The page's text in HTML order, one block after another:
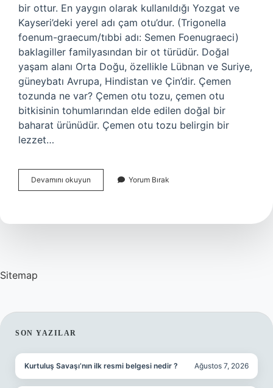
bir ottur. En yaygın olarak kullanıldığı Yozgat ve
Kayseri’deki yerel adı çam otu’dur. (Trigonella
foenum-graecum/tıbbi adı: Semen Foenugraeci)
baklagiller familyasından bir ot türüdür. Doğal
yaşam alanı Orta Doğu, özellikle Lübnan ve Suriye,
güneybatı Avrupa, Hindistan ve Çin’dir. Çemen
tozunda ne var? Çemen otu tozu, çemen otu
bitkisinin tohumlarından elde edilen doğal bir
baharat ürünüdür. Çemen otu tozu belirgin bir
lezzet…
Devamını okuyun
Çemeni
Var
Yorum Bırak
Sitemap
SIDEBAR
SON YAZILAR
Kurtuluş Savaşı’nın ilk resmi belgesi nedir ? Ağustos 7, 2026